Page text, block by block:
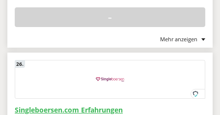
–
Mehr anzeigen
26.
Singleboersen.com Erfahrungen